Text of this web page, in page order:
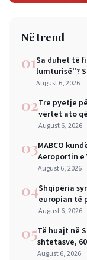
Në trend
01Sa duhet të
lumturisë”?
August 6, 2026
02Tre pyetje
vërtet ato
August 6, 2026
03MABCO
Aeroportin
ndërkombëtar
August 6, 2026
04Shqipëria
europian të
mëdha për
August 6, 2026
05Të huajt në
shtetasve,
August 6, 2026